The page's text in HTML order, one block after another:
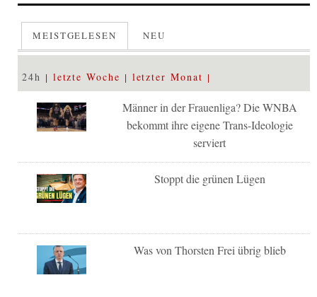
MEISTGELESEN NEU
24h letzte Woche letzter Monat
Männer in der Frauenliga? Die WNBA
bekommt ihre eigene Trans-Ideologie
serviert
Stoppt die grünen Lügen
Was von Thorsten Frei übrig blieb